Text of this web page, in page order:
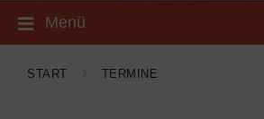
Menü
START TERMINE